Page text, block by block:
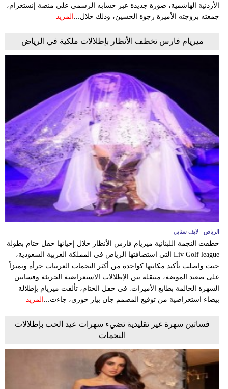
الأردنية الهاشمية، صورة جديدة عبر حسابه الرسمي على منصة إنستغرام،
جمعته بزوجته الأميرة رجوة الحسين، وذلك خلال... المزيد
ميريام فارس تخطف الأنظار بإطلالات ملكية في الرياض
الرياض - لايف ستايل
خطفت النجمة اللبنانية ميريام فارس الأنظار خلال إحيائها حفل ختام بطولة
Liv Golf league التي استضافتها الرياض في المملكة العربية السعودية،
حيث واصلت تأكيد مكانتها كواحدة من أكثر النجمات العربيات جرأة وتميزاً
على صعيد الموضة، متنقلة بين الإطلالات الاستعراضية الجريئة وفساتين
السهرة الحالمة بطابع الأميرات. في حفل الختام، تألقت ميريام بإطلالة
بيضاء استعراضية من توقيع المصمم جان بيار خوري، جاءت... المزيد
فساتين سهرة غير تقليدية تضيء سهرات عيد الحب بإطلالات
النجمات